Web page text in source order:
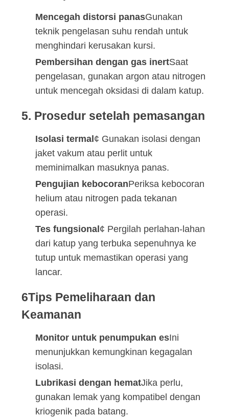
Mencegah distorsi panasGunakan
teknik pengelasan suhu rendah untuk
menghindari kerusakan kursi.
Pembersihan dengan gas inertSaat
pengelasan, gunakan argon atau nitrogen
untuk mencegah oksidasi di dalam katup.
5. Prosedur setelah pemasangan
Isolasi termal¢ Gunakan isolasi dengan
jaket vakum atau perlit untuk
meminimalkan masuknya panas.
Pengujian kebocoranPeriksa kebocoran
helium atau nitrogen pada tekanan
operasi.
Tes fungsional¢ Pergilah perlahan-lahan
dari katup yang terbuka sepenuhnya ke
tutup untuk memastikan operasi yang
lancar.
6Tips Pemeliharaan dan
Keamanan
Monitor untuk penumpukan esIni
menunjukkan kemungkinan kegagalan
isolasi.
Lubrikasi dengan hematJika perlu,
gunakan lemak yang kompatibel dengan
kriogenik pada batang.